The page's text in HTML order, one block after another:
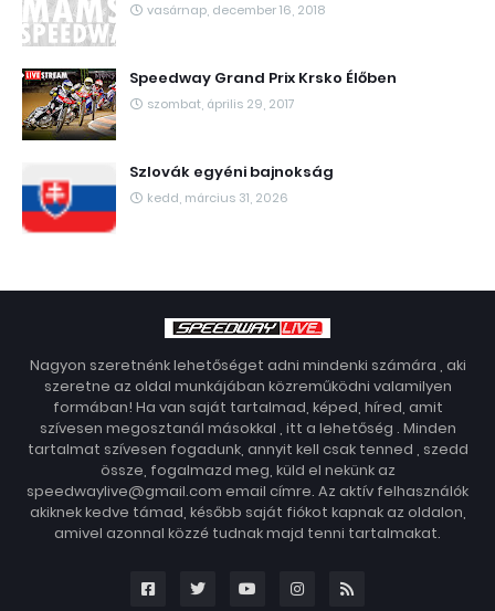
vasárnap, december 16, 2018
Speedway Grand Prix Krsko Élőben
szombat, április 29, 2017
Szlovák egyéni bajnokság
kedd, március 31, 2026
Nagyon szeretnénk lehetőséget adni mindenki számára , aki
szeretne az oldal munkájában közreműködni valamilyen
formában! Ha van saját tartalmad, képed, híred, amit
szívesen megosztanál másokkal , itt a lehetőség . Minden
tartalmat szívesen fogadunk, annyit kell csak tenned , szedd
össze, fogalmazd meg, küld el nekünk az
speedwaylive@gmail.com email címre. Az aktív felhasználók
akiknek kedve támad, később saját fiókot kapnak az oldalon,
amivel azonnal közzé tudnak majd tenni tartalmakat.